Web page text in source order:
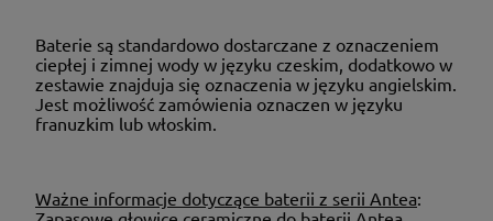
Baterie są standardowo dostarczane z oznaczeniem
ciepłej i zimnej wody w języku czeskim, dodatkowo w
zestawie znajduja się oznaczenia w języku angielskim.
Jest możliwość zamówienia oznaczen w języku
franuzkim lub włoskim.
Ważne informacje dotyczące baterii z serii Antea: